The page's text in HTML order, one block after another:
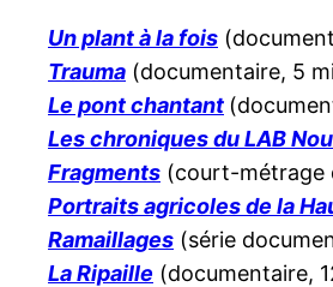
Un plant à la fois
Trauma (documentaire, 5
Le pont chantant
Les chroniques du LAB
Fragments (court-métrage
Portraits agricoles de la
Ramaillages (série
La Ripaille (documentaire,